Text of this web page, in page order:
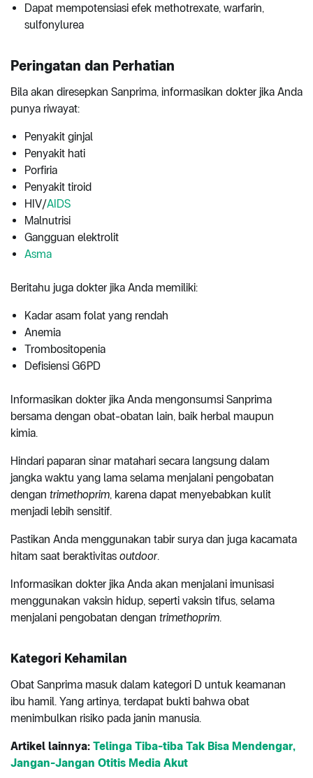
Dapat mempotensiasi efek methotrexate, warfarin,
sulfonylurea
Peringatan dan Perhatian
Bila akan diresepkan Sanprima, informasikan dokter jika Anda
punya riwayat:
Penyakit ginjal
Penyakit hati
Porfiria
Penyakit tiroid
HIV/AIDS
Malnutrisi
Gangguan elektrolit
Asma
Beritahu juga dokter jika Anda memiliki:
Kadar asam folat yang rendah
Anemia
Trombositopenia
Defisiensi G6PD
Informasikan dokter jika Anda mengonsumsi Sanprima
bersama dengan obat-obatan lain, baik herbal maupun
kimia.
Hindari paparan sinar matahari secara langsung dalam
jangka waktu yang lama selama menjalani pengobatan
dengan trimethoprim, karena dapat menyebabkan kulit
menjadi lebih sensitif.
Pastikan Anda menggunakan tabir surya dan juga kacamata
hitam saat beraktivitas outdoor.
Informasikan dokter jika Anda akan menjalani imunisasi
menggunakan vaksin hidup, seperti vaksin tifus, selama
menjalani pengobatan dengan trimethoprim.
Kategori Kehamilan
Obat Sanprima masuk dalam kategori D untuk keamanan
ibu hamil. Yang artinya, terdapat bukti bahwa obat
menimbulkan risiko pada janin manusia.
Artikel lainnya: Telinga Tiba-tiba Tak Bisa Mendengar,
Jangan-Jangan Otitis Media Akut